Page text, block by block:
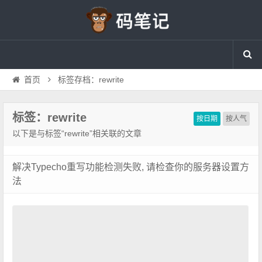
首页 标签存档：rewrite
按日期 按人气
标签：rewrite
以下是与标签“rewrite”相关联的文章
解决Typecho重写功能检测失败, 请检查你的服务器设置方
法